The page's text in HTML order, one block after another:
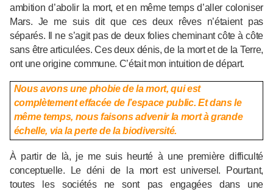
ambition d’abolir la mort, et en même temps d’aller coloniser
Mars. Je me suis dit que ces deux rêves n’étaient pas
séparés. Il ne s’agit pas de deux folies cheminant côte à côte
sans être articulées. Ces deux dénis, de la mort et de la Terre,
ont une origine commune. C’était mon intuition de départ.
Nous avons une phobie de la mort, qui est
complètement effacée de l’espace public. Et dans le
même temps, nous faisons advenir la mort à grande
échelle, via la perte de la biodiversité.
À partir de là, je me suis heurté à une première difficulté
conceptuelle. Le déni de la mort est universel. Pourtant,
toutes les sociétés ne sont pas engagées dans une